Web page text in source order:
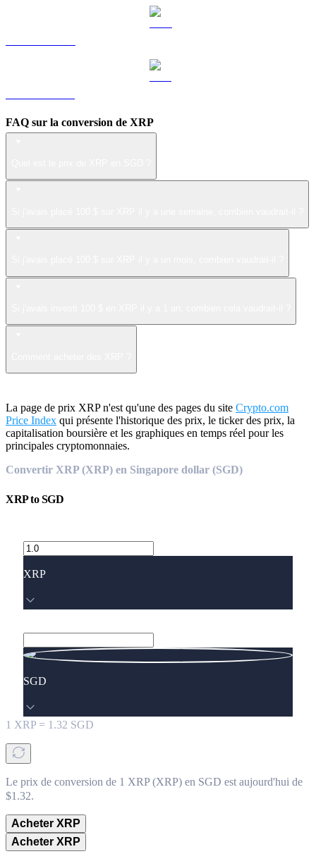
FAQ sur la conversion de XRP
La page de prix XRP n'est qu'une des pages du site Crypto.com
Price Index qui présente l'historique des prix, le ticker des prix, la
capitalisation boursière et les graphiques en temps réel pour les
principales cryptomonnaies.
Convertir XRP (XRP) en Singapore dollar (SGD)
XRPtoSGD
XRP
SGD
1 XRP = 1.32 SGD
Le prix de conversion de 1 XRP (XRP) en SGD est aujourd'hui de
$1.32.
Acheter XRP
Acheter XRP